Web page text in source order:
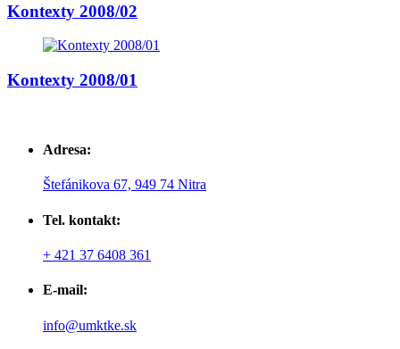
Kontexty 2008/02
Kontexty 2008/01
Adresa:
Štefánikova 67, 949 74 Nitra
Tel. kontakt:
+ 421 37 6408 361
E-mail:
info@umktke.sk